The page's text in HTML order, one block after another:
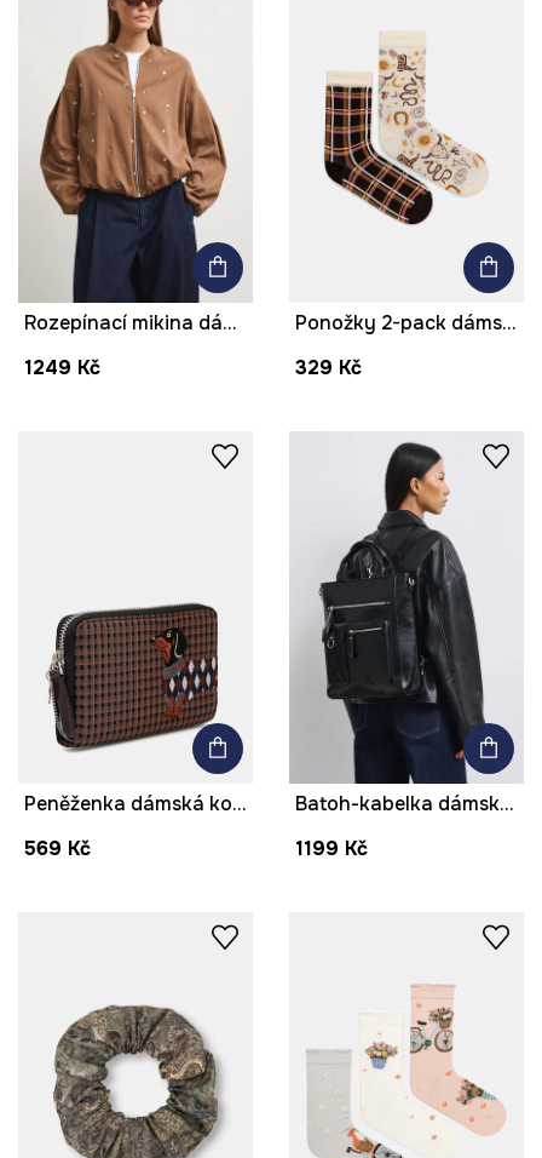
Rozepínací mikina dámská s výšivkami
1249 Kč
Ponožky 2-pack dámské s bavlnou
329 Kč
Peněženka dámská kostkovaná
569 Kč
Batoh-kabelka dámská z imitace kůže
1199 Kč